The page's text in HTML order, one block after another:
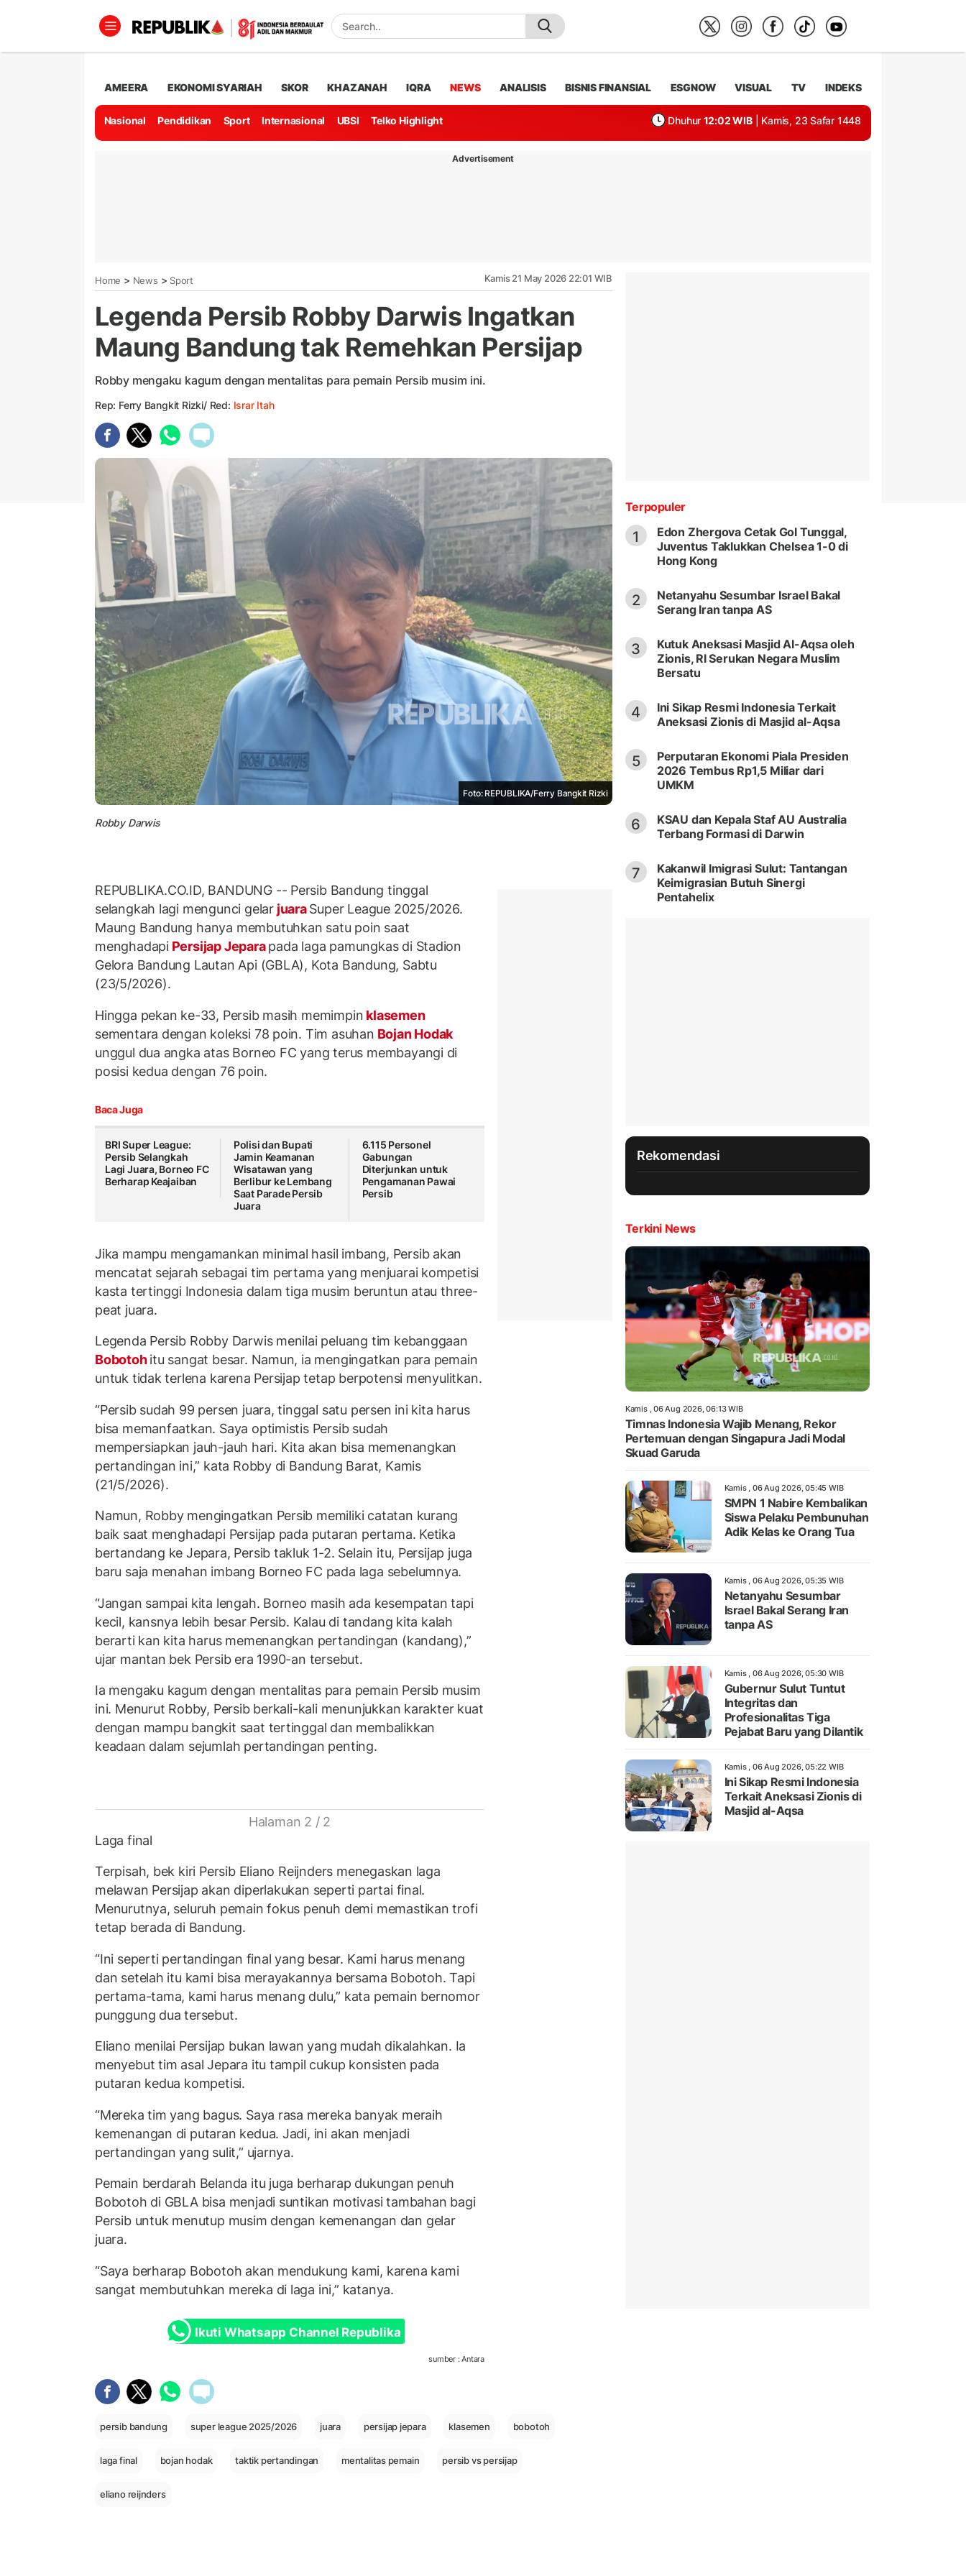
AMEERA EKONOMI SYARIAH SKOR KHAZANAH IQRA NEWS ANALISIS BISNIS FINANSIAL ESGNOW VISUAL TV INDEKS
Nasional Pendidikan Sport Internasional UBSI Telko Highlight Dhuhur 12:02 WIB | Kamis, 23 Safar 1448
Advertisement
Home > News > Sport Kamis 21 May 2026 22:01 WIB
Legenda Persib Robby Darwis Ingatkan
Maung Bandung tak Remehkan Persijap
Robby mengaku kagum dengan mentalitas para pemain Persib musim ini.
Rep: Ferry Bangkit Rizki/ Red: Israr Itah
Foto: REPUBLIKA/Ferry Bangkit Rizki
Robby Darwis
REPUBLIKA.CO.ID, BANDUNG -- Persib Bandung tinggal
selangkah lagi mengunci gelarjuaraSuper League 2025/2026.
Maung Bandung hanya membutuhkan satu poin saat
menghadapiPersijap Jeparapada laga pamungkas di Stadion
Gelora Bandung Lautan Api (GBLA), Kota Bandung, Sabtu
(23/5/2026).
Hingga pekan ke-33, Persib masih memimpin klasemen
sementara dengan koleksi 78 poin. Tim asuhan Bojan Hodak
unggul dua angka atas Borneo FC yang terus membayangi di
posisi kedua dengan 76 poin.
Baca Juga
BRI Super League:
Persib Selangkah
Lagi Juara, Borneo FC
Berharap Keajaiban
Polisi dan Bupati
Jamin Keamanan
Wisatawan yang
Berlibur ke Lembang
Saat Parade Persib
Juara
6.115 Personel
Gabungan
Diterjunkan untuk
Pengamanan Pawai
Persib
Jika mampu mengamankan minimal hasil imbang, Persib akan
mencatat sejarah sebagai tim pertama yang menjuarai kompetisi
kasta tertinggi Indonesia dalam tiga musim beruntun atau three-
peat juara.
Legenda Persib Robby Darwis menilai peluang tim kebanggaan
Bobotohitu sangat besar. Namun, ia mengingatkan para pemain
untuk tidak terlena karena Persijap tetap berpotensi menyulitkan.
“Persib sudah 99 persen juara, tinggal satu persen ini kita harus
bisa memanfaatkan. Saya optimistis Persib sudah
mempersiapkan jauh-jauh hari. Kita akan bisa memenangkan
pertandingan ini,” kata Robby di Bandung Barat, Kamis
(21/5/2026).
Namun, Robby mengingatkan Persib memiliki catatan kurang
baik saat menghadapi Persijap pada putaran pertama. Ketika
bertandang ke Jepara, Persib takluk 1-2. Selain itu, Persijap juga
baru saja menahan imbang Borneo FC pada laga sebelumnya.
“Jangan sampai kita lengah. Borneo masih ada kesempatan tapi
kecil, kansnya lebih besar Persib. Kalau di tandang kita kalah
berarti kan kita harus memenangkan pertandingan (kandang),”
ujar mantan bek Persib era 1990-an tersebut.
Ia mengaku kagum dengan mentalitas para pemain Persib musim
ini. Menurut Robby, Persib berkali-kali menunjukkan karakter kuat
dengan mampu bangkit saat tertinggal dan membalikkan
keadaan dalam sejumlah pertandingan penting.
Halaman 2 / 2
Laga final
Terpisah, bek kiri Persib Eliano Reijnders menegaskan laga
melawan Persijap akan diperlakukan seperti partai final.
Menurutnya, seluruh pemain fokus penuh demi memastikan trofi
tetap berada di Bandung.
“Ini seperti pertandingan final yang besar. Kami harus menang
dan setelah itu kami bisa merayakannya bersama Bobotoh. Tapi
pertama-tama, kami harus menang dulu,” kata pemain bernomor
punggung dua tersebut.
Eliano menilai Persijap bukan lawan yang mudah dikalahkan. Ia
menyebut tim asal Jepara itu tampil cukup konsisten pada
putaran kedua kompetisi.
“Mereka tim yang bagus. Saya rasa mereka banyak meraih
kemenangan di putaran kedua. Jadi, ini akan menjadi
pertandingan yang sulit,” ujarnya.
Pemain berdarah Belanda itu juga berharap dukungan penuh
Bobotoh di GBLA bisa menjadi suntikan motivasi tambahan bagi
Persib untuk menutup musim dengan kemenangan dan gelar
juara.
“Saya berharap Bobotoh akan mendukung kami, karena kami
sangat membutuhkan mereka di laga ini,” katanya.
Ikuti Whatsapp Channel Republika
sumber : Antara
persib bandung super league 2025/2026 juara persijap jepara klasemen bobotoh
laga final bojan hodak taktik pertandingan mentalitas pemain persib vs persijap
eliano reijnders
Terpopuler
1
Edon Zhergova Cetak Gol Tunggal,
Juventus Taklukkan Chelsea 1-0 di
Hong Kong
2
Netanyahu Sesumbar Israel Bakal
Serang Iran tanpa AS
3
Kutuk Aneksasi Masjid Al-Aqsa oleh
Zionis, RI Serukan Negara Muslim
Bersatu
4
Ini Sikap Resmi Indonesia Terkait
Aneksasi Zionis di Masjid al-Aqsa
5
Perputaran Ekonomi Piala Presiden
2026 Tembus Rp1,5 Miliar dari
UMKM
6
KSAU dan Kepala Staf AU Australia
Terbang Formasi di Darwin
7
Kakanwil Imigrasi Sulut: Tantangan
Keimigrasian Butuh Sinergi
Pentahelix
Rekomendasi
Terkini News
Kamis , 06 Aug 2026, 06:13 WIB
Timnas Indonesia Wajib Menang, Rekor
Pertemuan dengan Singapura Jadi Modal
Skuad Garuda
Kamis , 06 Aug 2026, 05:45 WIB
SMPN 1 Nabire Kembalikan
Siswa Pelaku Pembunuhan
Adik Kelas ke Orang Tua
Kamis , 06 Aug 2026, 05:35 WIB
Netanyahu Sesumbar
Israel Bakal Serang Iran
tanpa AS
Kamis , 06 Aug 2026, 05:30 WIB
Gubernur Sulut Tuntut
Integritas dan
Profesionalitas Tiga
Pejabat Baru yang Dilantik
Kamis , 06 Aug 2026, 05:22 WIB
Ini Sikap Resmi Indonesia
Terkait Aneksasi Zionis di
Masjid al-Aqsa